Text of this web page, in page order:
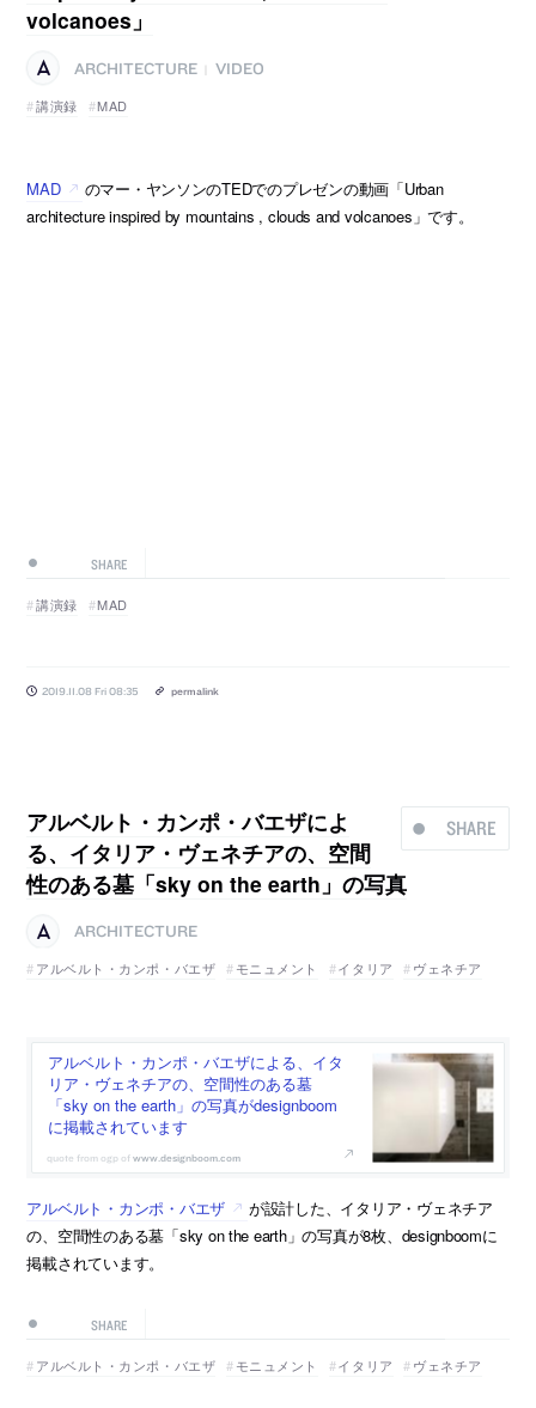
volcanoes」
ARCHITECTURE
VIDEO
講演録
MAD
MAD
のマー・ヤンソンのTEDでのプレゼンの動画「Urban
architecture inspired by mountains , clouds and volcanoes」です。
SHARE
講演録 MAD
2019.11.08 Fri 08:35 permalink
SHARE
アルベルト・カンポ・バエザによ
る、イタリア・ヴェネチアの、空間
性のある墓「sky on the earth」の写真
ARCHITECTURE
アルベルト・カンポ・バエザ
モニュメント イタリア ヴェネチア
アルベルト・カンポ・バエザによる、イタ
リア・ヴェネチアの、空間性のある墓
「sky on the earth」の写真がdesignboom
に掲載されています
www.designboom.com
アルベルト・カンポ・バエザ
が設計した、イタリア・ヴェネチア
の、空間性のある墓「sky on the earth」の写真が8枚、designboomに
掲載されています。
SHARE
アルベルト・カンポ・バエザ モニュメント イタリア ヴェネチア